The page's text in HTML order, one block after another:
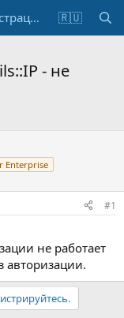
Регистрация 🇷🇺
- не
Enterprise
#1
не работает
авторизации.